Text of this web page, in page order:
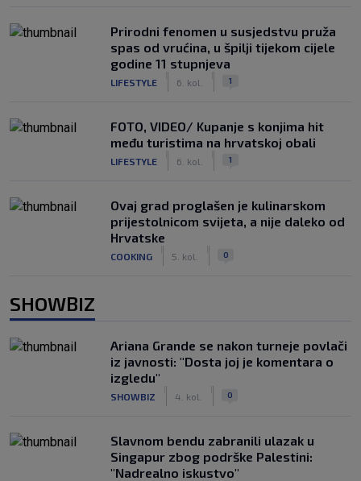
Prirodni fenomen u susjedstvu pruža
spas od vrućina, u špilji tijekom cijele
godine 11 stupnjeva
LIFESTYLE 6. kol. 1
FOTO, VIDEO/ Kupanje s konjima hit
među turistima na hrvatskoj obali
LIFESTYLE 6. kol. 1
Ovaj grad proglašen je kulinarskom
prijestolnicom svijeta, a nije daleko od
Hrvatske
COOKING 5. kol. 0
SHOWBIZ
Ariana Grande se nakon turneje povlači
iz javnosti: "Dosta joj je komentara o
izgledu"
SHOWBIZ 4. kol. 0
Slavnom bendu zabranili ulazak u
Singapur zbog podrške Palestini:
"Nadrealno iskustvo"